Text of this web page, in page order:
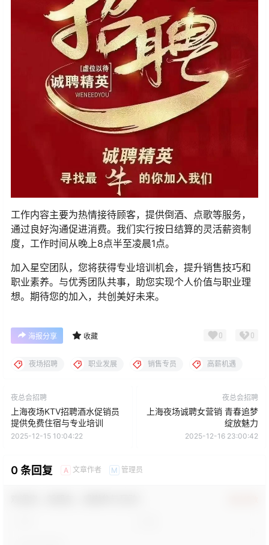
工作内容主要为热情接待顾客，提供倒酒、点歌等服务，
通过良好沟通促进消费。我们实行按日结算的灵活薪资制
度，工作时间从晚上8点半至凌晨1点。
加入星空团队，您将获得专业培训机会，提升销售技巧和
职业素养。与优秀团队共事，助您实现个人价值与职业理
想。期待您的加入，共创美好未来。
海报分享 收藏 0 0
夜场招聘 职业发展 销售专员 高薪机遇
夜总会招聘
上海夜场KTV招聘酒水促销员
提供免费住宿与专业培训
2025-12-15 10:04:22
夜总会招聘
上海夜场诚聘女营销 青春追梦
绽放魅力
2025-12-16 23:00:42
0 条回复 A 文章作者 M 管理员